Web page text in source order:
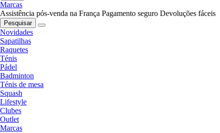
Marcas
Assistência pós-venda na França Pagamento seguro Devoluções fáceis
Pesquisar
Novidades
Sapatilhas
Raquetes
Ténis
Pádel
Badminton
Ténis de mesa
Squash
Lifestyle
Clubes
Outlet
Marcas